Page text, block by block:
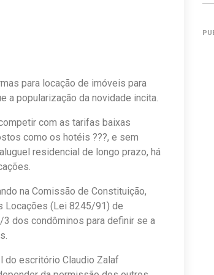
para locação de imóveis para
a popularização da novidade incita.
com as tarifas baixas
como os hotéis ???, e sem
residencial de longo prazo, há
na Comissão de Constituição,
Locações (Lei 8245/91) de
dos condôminos para definir se a
do escritório Claudio Zalaf